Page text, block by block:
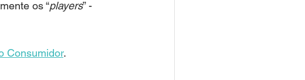
os “players” -
Consumidor.